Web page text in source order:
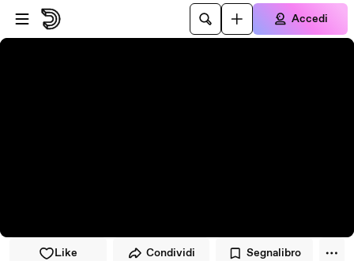
Vai al lettore
Passa al contenuto principale
Accedi
Like Condividi Segnalibro